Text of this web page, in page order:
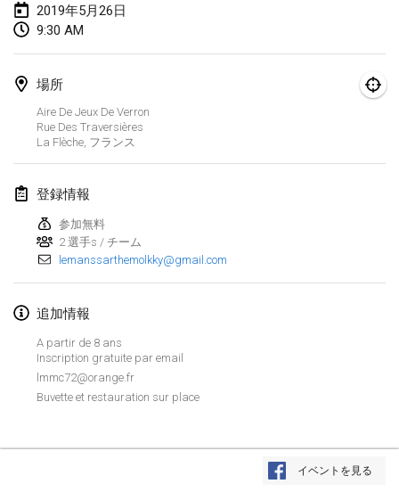
リストを表示
2019年5月26日
9:30 AM
場所
Aire De Jeux De Verron
Rue Des Traversières
La Flèche, フランス
登録情報
参加無料
2 選手s / チーム
lemanssarthemolkky@gmail.com
追加情報
A partir de 8 ans
Inscription gratuite par email
lmmc72@orange.fr
Buvette et restauration sur place
イベントを見る
Liekki Cup
2019年1月26日
Tournoi de Mölkky - Lesfous Dubâtonvaigeois
2019年1月26日
2019年2月
Kotka Mölkky Open Indoor
2019年2月2日
Lumi Mölkky
2019年2月9日|フィンランド
Tournoi de la St Valentin
OTH
2019年2月16日| フィンランド